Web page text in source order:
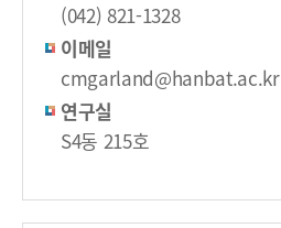
(042) 821-1328
이메일
cmgarland@hanbat.ac.kr
연구실
S4동 215호